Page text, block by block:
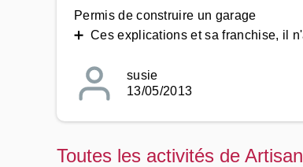
Permis de construire un garage
➕ Ces explications et sa franchise, il
susie
13/05/2013
Toutes les activités de